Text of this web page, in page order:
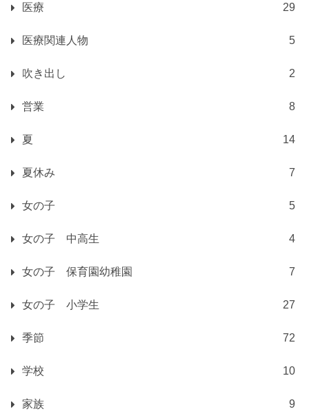
医療 29
医療関連人物 5
吹き出し 2
営業 8
夏 14
夏休み 7
女の子 5
女の子 中高生 4
女の子 保育園幼稚園 7
女の子 小学生 27
季節 72
学校 10
家族 9